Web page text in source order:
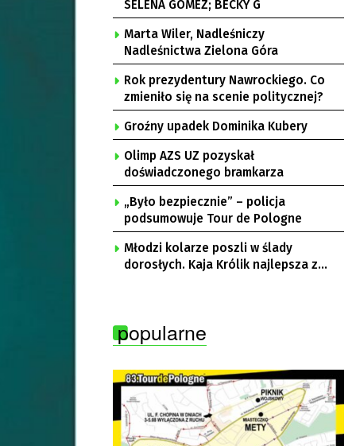
SELENA GOMEZ; BECKY G
Marta Wiler, Nadleśniczy
Nadleśnictwa Zielona Góra
Rok prezydentury Nawrockiego. Co
zmieniło się na scenie politycznej?
Groźny upadek Dominika Kubery
Olimp AZS UZ pozyskał
doświadczonego bramkarza
„Było bezpiecznie” – policja
podsumowuje Tour de Pologne
Młodzi kolarze poszli w ślady
dorosłych. Kaja Królik najlepsza z
popularne